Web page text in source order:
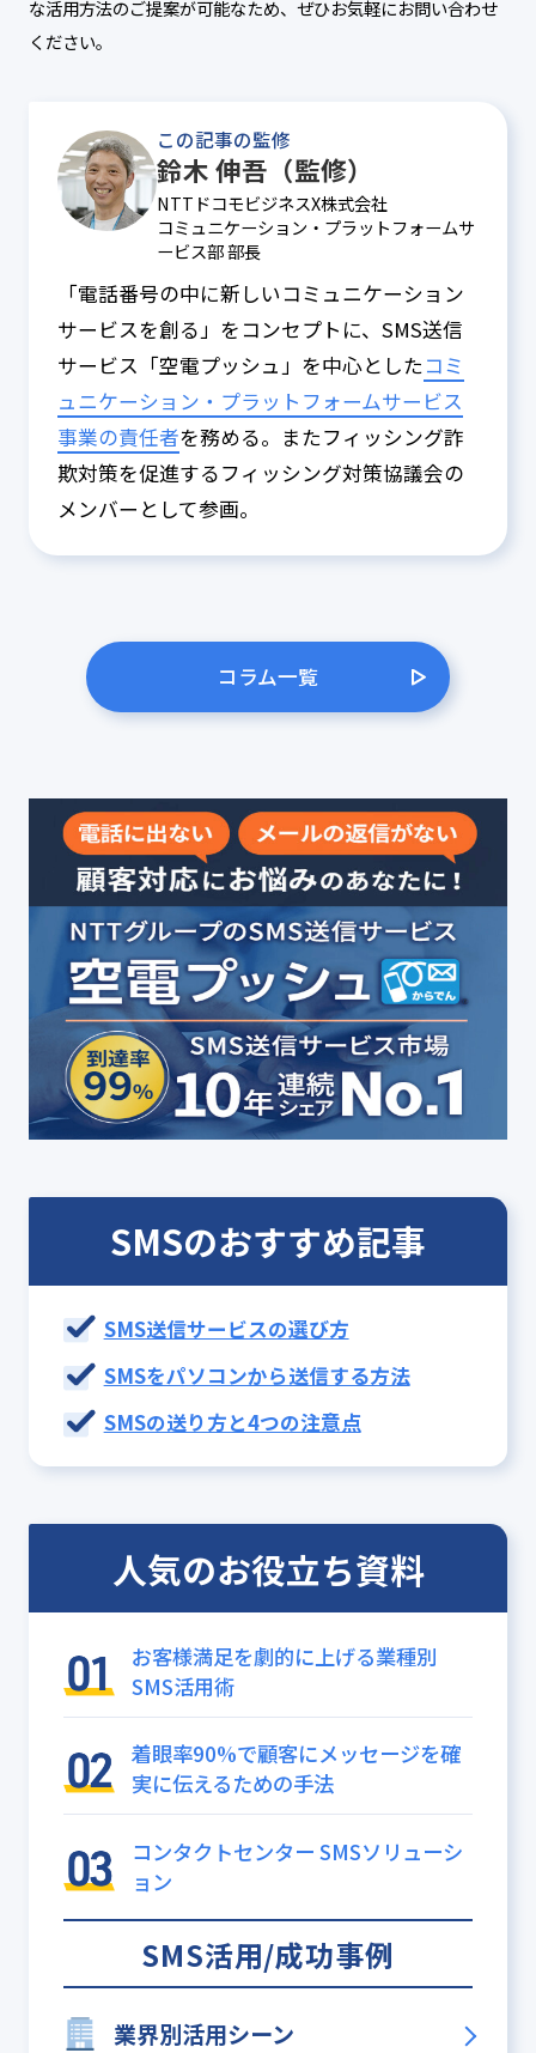
な活用方法のご提案が可能なため、ぜひお気軽にお問い合わせ
ください。
この記事の監修
鈴木 伸吾（監修）
NTTドコモビジネスX株式会社
コミュニケーション・プラットフォームサ
ービス部 部長
「電話番号の中に新しいコミュニケーション
サービスを創る」をコンセプトに、SMS送信
サービス「空電プッシュ」を中心としたコミ
ュニケーション・プラットフォームサービス
事業の責任者を務める。またフィッシング詐
欺対策を促進するフィッシング対策協議会の
メンバーとして参画。
コラム一覧
SMSのおすすめ記事
SMS送信サービスの選び方
SMSをパソコンから送信する方法
SMSの送り方と4つの注意点
人気のお役立ち資料
お客様満足を劇的に上げる業種別
SMS活用術
着眼率90%で顧客にメッセージを確
実に伝えるための手法
コンタクトセンター SMSソリューシ
ョン
SMS活用/成功事例
業界別活用シーン